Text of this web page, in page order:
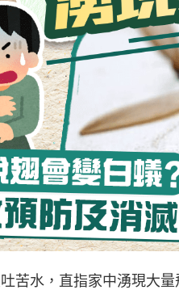
苦水，直指家中湧現大